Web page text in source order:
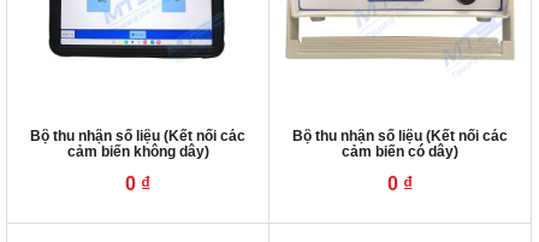
Bộ thu nhận số liệu (Kết nối các
cảm biến không dây)
0 ₫
Bộ thu nhận số liệu (Kết nối các
cảm biến có dây)
0 ₫